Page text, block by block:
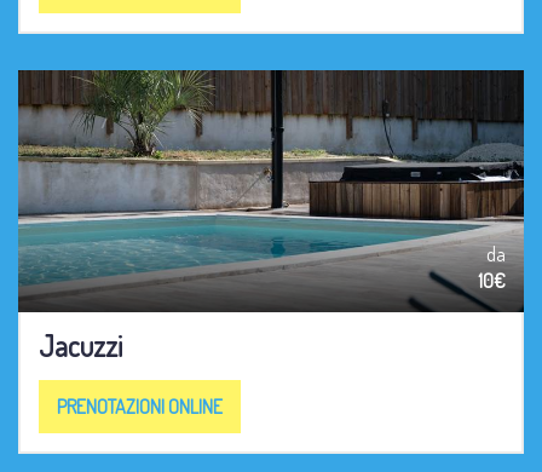
da
10€
Jacuzzi
PRENOTAZIONI ONLINE